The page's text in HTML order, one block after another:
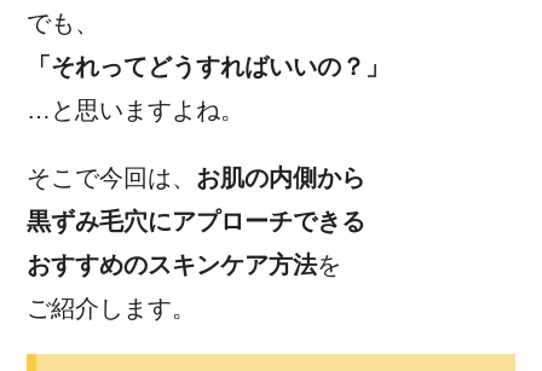
でも、
「それってどうすればいいの？」
…と思いますよね。
そこで今回は、 お肌の内側から
黒ずみ毛穴にアプローチできる
おすすめのスキンケア方法を
ご紹介します。